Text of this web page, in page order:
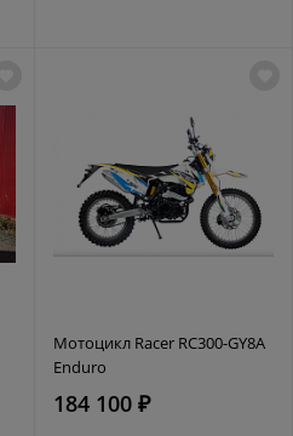
Мотоцикл Racer RC300-GY8A
Enduro
184 100 ₽